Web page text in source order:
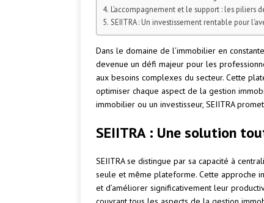
L’accompagnement et le support : les piliers
SEIITRA : Un investissement rentable pour
Dans le domaine de l’immobilier en
devenue un défi majeur pour les
aux besoins complexes du secteur. Cette
optimiser chaque aspect de la gestion
immobilier ou un investisseur, SEIITRA
SEIITRA : Une solution
SEIITRA se distingue par sa capacité à
seule et même plateforme. Cette approche
et d’améliorer significativement leur